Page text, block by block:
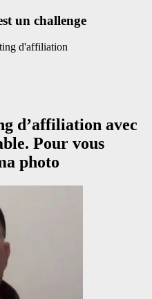
un challenge
d'affiliation
d’affiliation avec
Pour vous
photo